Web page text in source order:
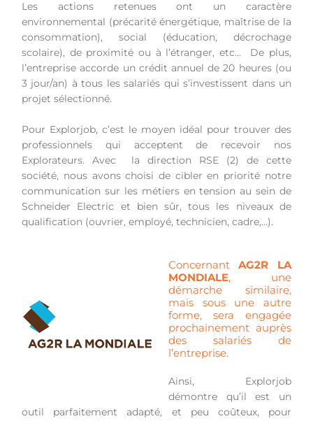
Les actions retenues ont un caractère
environnemental (précarité énergétique, maîtrise de la
consommation), social (éducation, décrochage
scolaire), de proximité ou à l’étranger, etc… De plus,
l’entreprise accorde un crédit annuel de 20 heures (ou
3 jour/an) à tous les salariés qui s’investissent dans un
projet sélectionné.
Pour Explorjob, c’est le moyen idéal pour trouver des
professionnels qui acceptent de recevoir nos
Explorateurs. Avec la direction RSE (2) de cette
société, nous avons choisi de cibler en priorité notre
communication sur les métiers en tension au sein de
Schneider Electric et bien sûr, tous les niveaux de
qualification (ouvrier, employé, technicien, cadre,…).
ConcernantAG2R LA
MONDIALE, une
démarche similaire,
mais sous une autre
forme, sera engagée
prochainement auprès
des salariés de
l’entreprise.
Ainsi, Explorjob
démontre qu’il est un
outil parfaitement adapté, et peu coûteux, pour